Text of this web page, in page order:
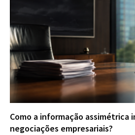
Como a informação assimétrica
negociações empresariais?